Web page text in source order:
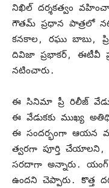
నిఖిల్ దర్శకత్వం
గౌతమ్ ప్రధాన పాత్రలో
కనకాల, రఘు బాబు,
దివిజా ప్రభాకర్, ఈటీవీ
నటించారు.
ఈ సినిమా ప్రీ రిలీజ్
ఈ వేడుకకు ముఖ్య
ఈ సందర్భంగా ఆయన
త్వరగా పూర్తి చేయాలని,
సరదాగా అన్నారు. యంగ్
ఉందని చెప్పారు. కొత్త